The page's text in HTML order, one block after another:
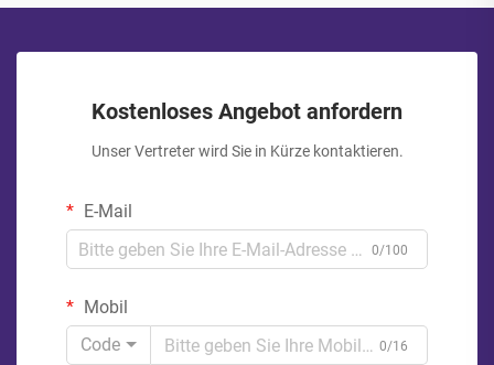
Kostenloses Angebot anfordern
Unser Vertreter wird Sie in Kürze kontaktieren.
E-Mail
0/100
Mobil
Code
0/16